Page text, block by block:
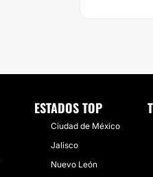
ESTADOS TOP
Ciudad de México
Jalisco
Nuevo León